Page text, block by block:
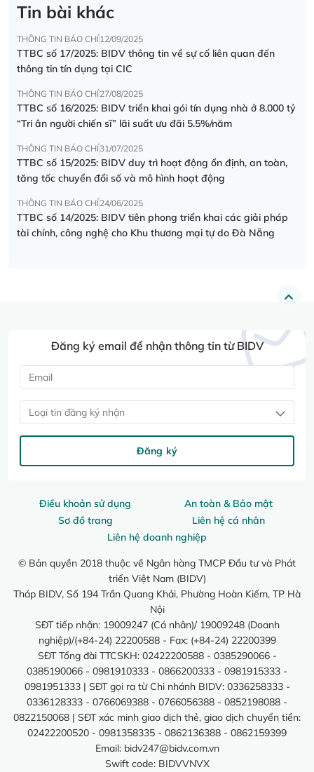
Tin bài khác
THÔNG TIN BÁO CHÍ12/09/2025
TTBC số 17/2025: BIDV thông tin về sự cố liên quan đến
thông tin tín dụng tại CIC
THÔNG TIN BÁO CHÍ27/08/2025
TTBC số 16/2025: BIDV triển khai gói tín dụng nhà ở 8.000 tỷ
“Tri ân người chiến sĩ” lãi suất ưu đãi 5.5%/năm
THÔNG TIN BÁO CHÍ31/07/2025
TTBC số 15/2025: BIDV duy trì hoạt động ổn định, an toàn,
tăng tốc chuyển đổi số và mô hình hoạt động
THÔNG TIN BÁO CHÍ24/06/2025
TTBC số 14/2025: BIDV tiên phong triển khai các giải pháp
tài chính, công nghệ cho Khu thương mại tự do Đà Nẵng
Điều khoản sử dụng
An toàn & Bảo mật
Sơ đồ trang
Liên hệ cá nhân
Liên hệ doanh nghiệp
© Bản quyền 2018 thuộc về Ngân hàng TMCP Đầu tư và Phát
triển Việt Nam (BIDV)
Tháp BIDV, Số 194 Trần Quang Khải, Phường Hoàn Kiếm, TP Hà
Nội
SĐT tiếp nhận: 19009247 (Cá nhân)/ 19009248 (Doanh
nghiệp)/(+84-24) 22200588 - Fax: (+84-24) 22200399
SĐT Tổng đài TTCSKH: 02422200588 - 0385290066 -
0385190066 - 0981910333 - 0866200333 - 0981915333 -
0981951333 | SĐT gọi ra từ Chi nhánh BIDV: 0336258333 -
0336128333 - 0766069388 - 0766056388 - 0852198088 -
0822150068 | SĐT xác minh giao dịch thẻ, giao dịch chuyển tiền:
02422200520 - 0981358335 - 0862136388 - 0862159399
Email: bidv247@bidv.com.vn
Swift code: BIDVVNVX
Đăng ký email để nhận thông tin từ BIDV
Loại tin đăng ký nhận
Đăng ký